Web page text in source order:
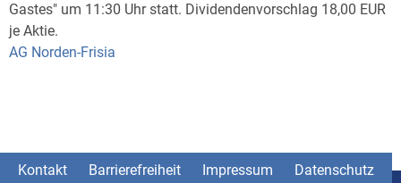
Gastes" um 11:30 Uhr statt. Dividendenvorschlag 18,00 EUR
je Aktie.
AG Norden-Frisia
Kontakt Barrierefreiheit Impressum Datenschutz